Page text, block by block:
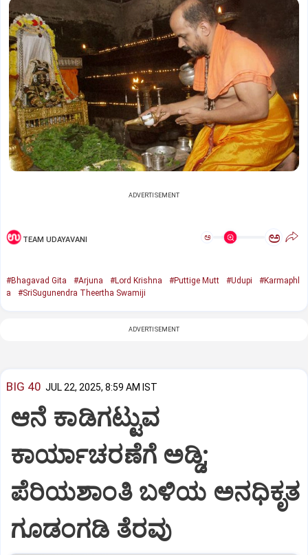
ADVERTISEMENT
TEAM UDAYAVANI ಅ ಅ
#Bhagavad Gita #Arjuna #Lord Krishna #Puttige Mutt #Udupi
#Karmaphl
a
#SriSugunendra Theertha Swamiji
ADVERTISEMENT
BIG 40 JUL 22, 2025, 8:59 AM IST
ಆನೆ ಕಾಡಿಗಟ್ಟುವ
ಕಾರ್ಯಾಚರಣೆಗೆ ಅಡ್ಡಿ;
ಪೆರಿಯಶಾಂತಿ ಬಳಿಯ ಅನಧಿಕೃತ
ಗೂಡಂಗಡಿ ತೆರವು